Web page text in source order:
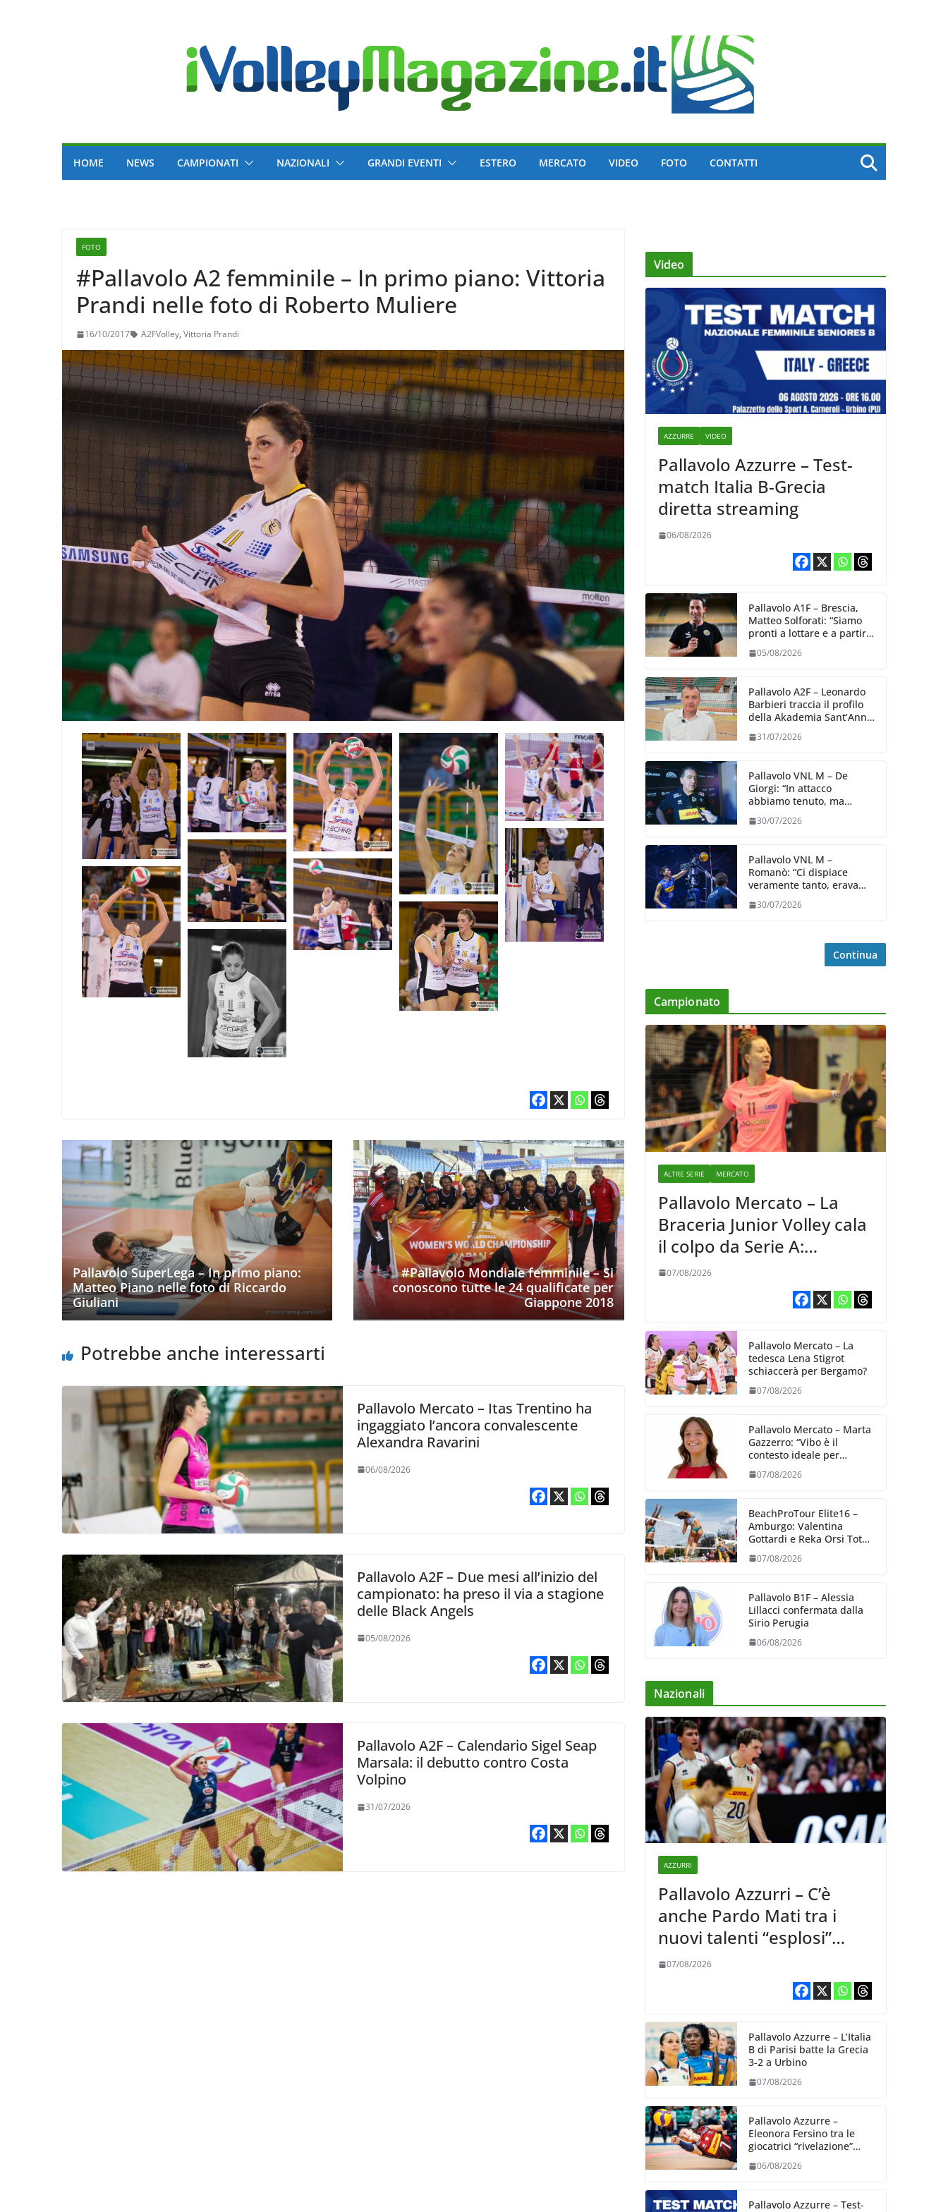
HOME NEWS CAMPIONATI NAZIONALI GRANDI EVENTI ESTERO MERCATO VIDEO FOTO CONTATTI
FOTO
#Pallavolo A2 femminile – In primo piano: Vittoria
Prandi nelle foto di Roberto Muliere
16/10/2017 A2FVolley, Vittoria Prandi
Pallavolo SuperLega – In primo piano:
Matteo Piano nelle foto di Riccardo
Giuliani
#Pallavolo Mondiale femminile – Si
conoscono tutte le 24 qualificate per
Giappone 2018
Potrebbe anche interessarti
Pallavolo Mercato – Itas Trentino ha
ingaggiato l’ancora convalescente
Alexandra Ravarini
06/08/2026
Pallavolo A2F – Due mesi all’inizio del
campionato: ha preso il via a stagione
delle Black Angels
05/08/2026
Pallavolo A2F – Calendario Sigel Seap
Marsala: il debutto contro Costa
Volpino
31/07/2026
Video
AZZURRE VIDEO
Pallavolo Azzurre – Test-
match Italia B-Grecia
diretta streaming
06/08/2026
Pallavolo A1F – Brescia,
Matteo Solforati: “Siamo
pronti a lottare e a partire
giorno”
05/08/2026
Pallavolo A2F – Leonardo
Barbieri traccia il profilo
della Akademia Sant’Anna
31/07/2026
Pallavolo VNL M – De
Giorgi: “In attacco
abbiamo tenuto, ma
dalla prestazione in
30/07/2026
Pallavolo VNL M –
Romanò: “Ci dispiace
veramente tanto, eravamo
impareremo”
30/07/2026
Continua
Campionato
ALTRE SERIE MERCATO
Pallavolo Mercato – La
Braceria Junior Volley cala
il colpo da Serie A:
Barbara Varaldo è il nuovo
riferimento dell’attacco
07/08/2026
Pallavolo Mercato – La
tedesca Lena Stigrot
schiaccerà per Bergamo?
07/08/2026
Pallavolo Mercato – Marta
Gazzerro: “Vibo è il
contesto ideale per
crescere e mettermi alla
prova”
07/08/2026
BeachProTour Elite16 –
Amburgo: Valentina
Gottardi e Reka Orsi Toth
partenza lanciata
07/08/2026
Pallavolo B1F – Alessia
Lillacci confermata dalla
Sirio Perugia
06/08/2026
Nazionali
AZZURRI
Pallavolo Azzurri – C’è
anche Pardo Mati tra i
nuovi talenti “esplosi”
nella VNL 2026 per
07/08/2026
Pallavolo Azzurre – L’Italia
B di Parisi batte la Grecia
3-2 a Urbino
07/08/2026
Pallavolo Azzurre –
Eleonora Fersino tra le
giocatrici “rivelazione”
Volleyball World
06/08/2026
Pallavolo Azzurre – Test-